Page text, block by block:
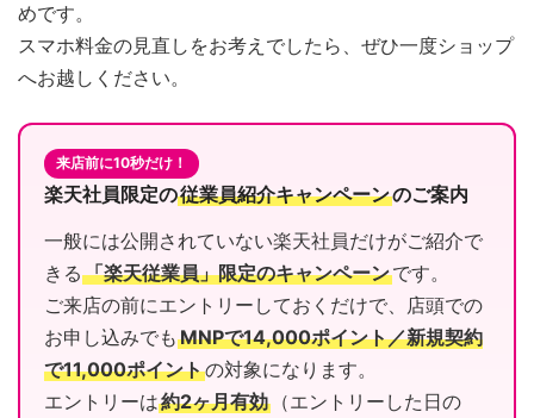
めです。
スマホ料金の見直しをお考えでしたら、ぜひ一度ショップ
へお越しください。
来店前に10秒だけ！
楽天社員限定の従業員紹介キャンペーンのご案内
一般には公開されていない楽天社員だけがご紹介で
きる 「楽天従業員」限定のキャンペーンです。
ご来店の前にエントリーしておくだけで、店頭での
お申し込みでも MNPで14,000ポイント／新規契約
で11,000ポイントの対象になります。
エントリーは約2ヶ月有効 （エントリーした日の